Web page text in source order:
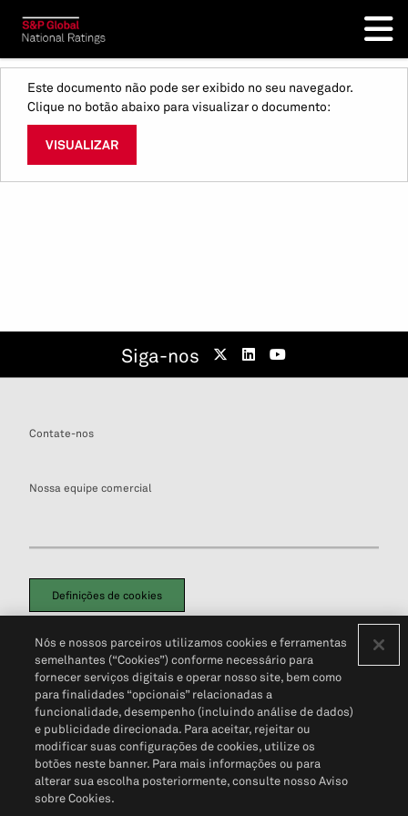
Este documento não pode ser exibido no seu navegador.
Clique no botão abaixo para visualizar o documento:
VISUALIZAR
Siga-nos
Contate-nos
Nossa equipe comercial
Definições de cookies
Política de PrivacidadePortal de privacidade do cliente (em inglês)
Não Venda Minhas Informações Pessoais© 2026 S&P Global
Nós e nossos parceiros utilizamos cookies e ferramentas
semelhantes (“Cookies”) conforme necessário para
fornecer serviços digitais e operar nosso site, bem como
para finalidades “opcionais” relacionadas a
funcionalidade, desempenho (incluindo análise de dados)
e publicidade direcionada. Para aceitar, rejeitar ou
modificar suas configurações de cookies, utilize os
botões neste banner. Para mais informações ou para
alterar sua escolha posteriormente, consulte nosso Aviso
sobre Cookies.